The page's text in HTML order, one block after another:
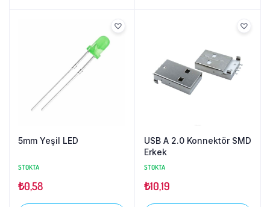
5mm Yeşil LED
STOKTA
₺0,58
USB A 2.0 Konnektör SMD
Erkek
STOKTA
₺10,19